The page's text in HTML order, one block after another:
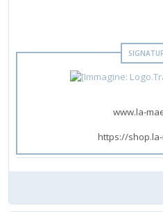
www.la-
https://